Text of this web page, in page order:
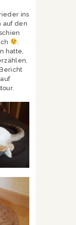
ins
auf den
hatte,